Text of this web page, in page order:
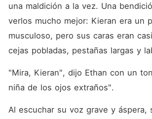
una maldición a la vez. Una
verlos mucho mejor: Kieran era un
musculoso, pero sus caras eran
cejas pobladas, pestañas largas y
"Mira, Kieran", dijo Ethan con un
niña de los ojos extraños".
Al escuchar su voz grave y áspera,